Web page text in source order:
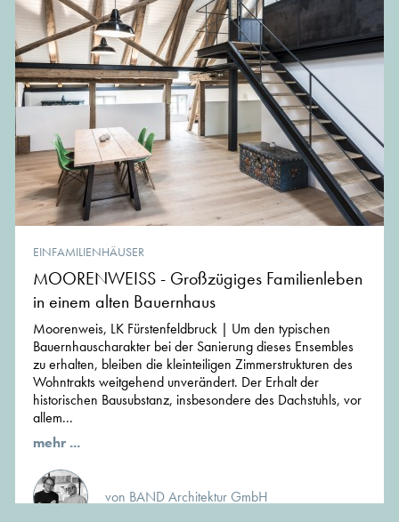
EINFAMILIENHÄUSER
MOORENWEISS - Großzügiges Familienleben
in einem alten Bauernhaus
Moorenweis, LK Fürstenfeldbruck | Um den typischen
Bauernhauscharakter bei der Sanierung dieses Ensembles
zu erhalten, bleiben die kleinteiligen Zimmerstrukturen des
Wohntrakts weitgehend unverändert. Der Erhalt der
historischen Bausubstanz, insbesondere des Dachstuhls, vor
allem...
mehr ...
von BAND Architektur GmbH